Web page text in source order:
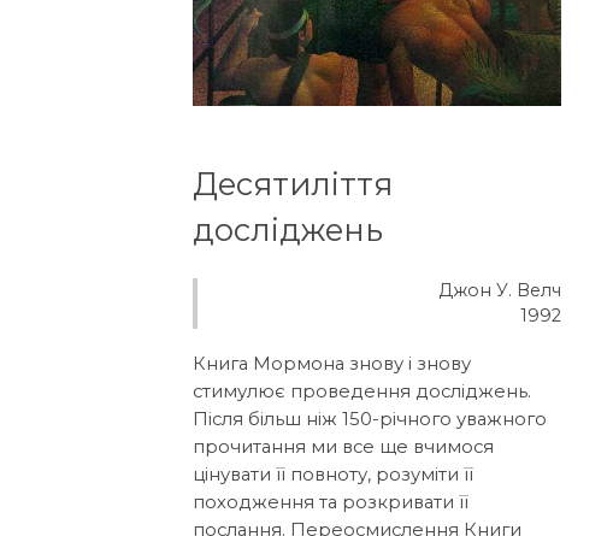
Десятиліття
досліджень
Джон У. Велч
1992
Книга Мормона знову і знову
стимулює проведення досліджень.
Після більш ніж 150-річного уважного
прочитання ми все ще вчимося
цінувати її повноту, розуміти її
походження та розкривати її
послання. Переосмислення Книги